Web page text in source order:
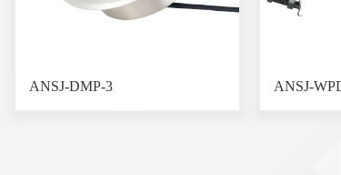
ANSJ-DMP-3 ANSJ-